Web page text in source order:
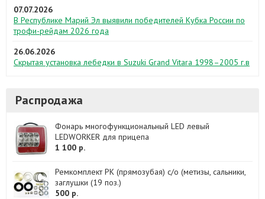
07.07.2026
В Республике Марий Эл выявили победителей Кубка России по
трофи-рейдам 2026 года
26.06.2026
Скрытая установка лебедки в Suzuki Grand Vitara 1998–2005 г.в
Распродажа
Фонарь многофункциональный LED левый
LEDWORKER для прицепа
1 100 р.
Ремкомплект РК (прямозубая) с/о (метизы, сальники,
заглушки (19 поз.)
500 р.